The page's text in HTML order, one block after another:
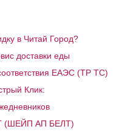
в Читай Город?
доставки еды
ЕАЭС (ТР ТС)
Клик:
(ШЕЙП АП БЕЛТ)